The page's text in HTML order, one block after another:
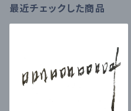
最近チェックした商品